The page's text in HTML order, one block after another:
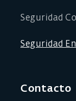
Seguridad
Seguridad
Contacto